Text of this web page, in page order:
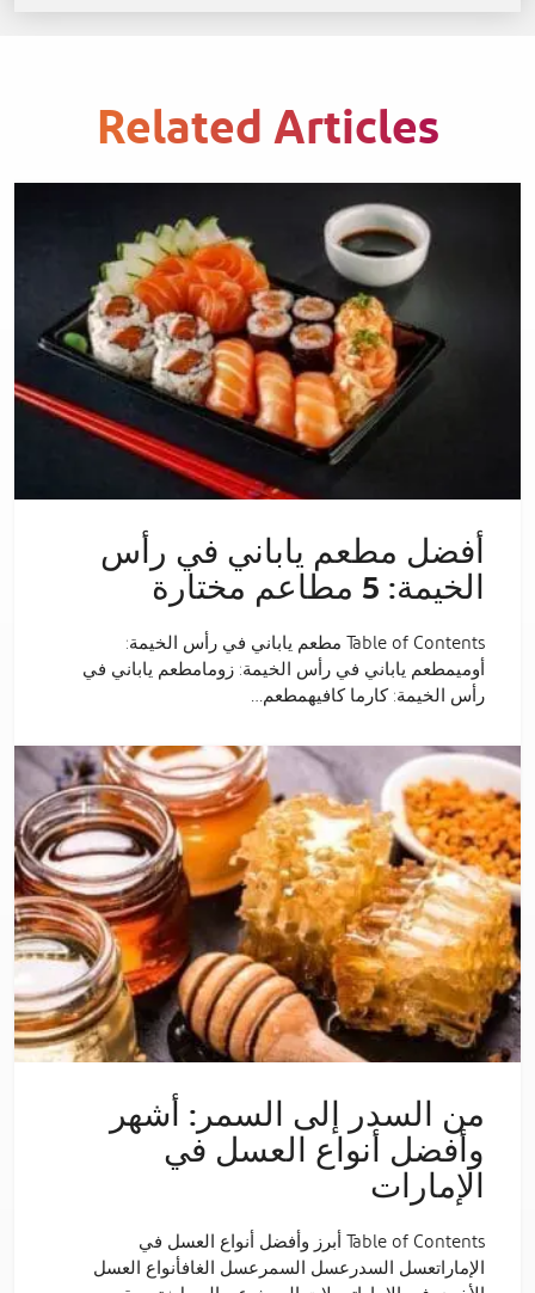
Related Articles
أفضل مطعم ياباني في رأس
الخيمة: 5 مطاعم مختارة
Table of Contents مطعم ياباني في رأس الخيمة:
أوميمطعم ياباني في رأس الخيمة: زومامطعم ياباني في
رأس الخيمة: كارما كافيهمطعم…
من السدر إلى السمر: أشهر
وأفضل أنواع العسل في
الإمارات
Table of Contents أبرز وأفضل أنواع العسل في
الإماراتعسل السدرعسل السمرعسل الغافأنواع العسل